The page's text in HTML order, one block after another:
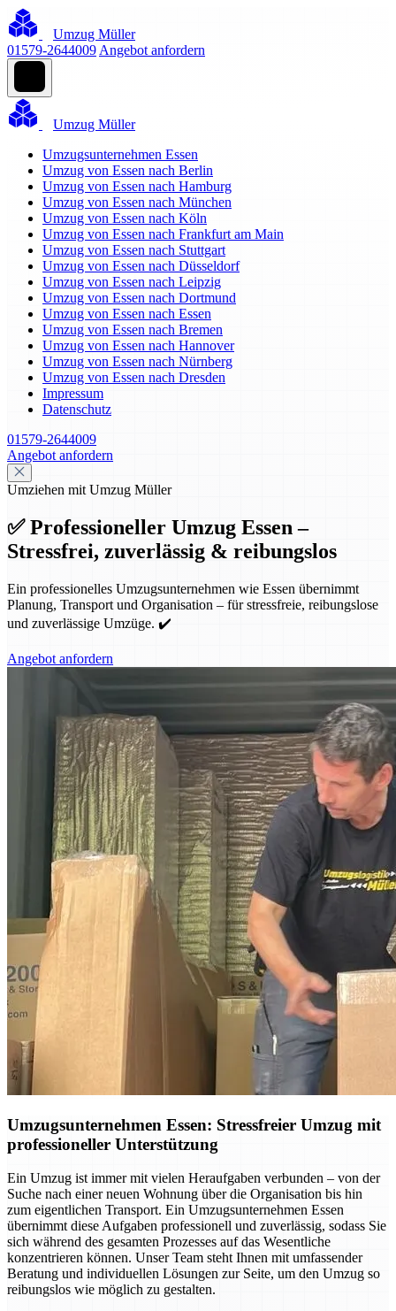
Umzug Müller
01579-2644009 Angebot anfordern
Umzug Müller
Umzugsunternehmen Essen
Umzug von Essen nach Berlin
Umzug von Essen nach Hamburg
Umzug von Essen nach München
Umzug von Essen nach Köln
Umzug von Essen nach Frankfurt am Main
Umzug von Essen nach Stuttgart
Umzug von Essen nach Düsseldorf
Umzug von Essen nach Leipzig
Umzug von Essen nach Dortmund
Umzug von Essen nach Essen
Umzug von Essen nach Bremen
Umzug von Essen nach Hannover
Umzug von Essen nach Nürnberg
Umzug von Essen nach Dresden
Impressum
Datenschutz
01579-2644009
Angebot anfordern
Umziehen mit Umzug Müller
✅ Professioneller Umzug Essen –
Stressfrei, zuverlässig & reibungslos
Ein professionelles Umzugsunternehmen wie Essen übernimmt
Planung, Transport und Organisation – für stressfreie, reibungslose
und zuverlässige Umzüge. ✔️
Angebot anfordern
Umzugsunternehmen Essen: Stressfreier Umzug mit
professioneller Unterstützung
Ein Umzug ist immer mit vielen Heraufgaben verbunden – von der
Suche nach einer neuen Wohnung über die Organisation bis hin
zum eigentlichen Transport. Ein Umzugsunternehmen Essen
übernimmt diese Aufgaben professionell und zuverlässig, sodass Sie
sich während des gesamten Prozesses auf das Wesentliche
konzentrieren können. Unser Team steht Ihnen mit umfassender
Beratung und individuellen Lösungen zur Seite, um den Umzug so
reibungslos wie möglich zu gestalten.